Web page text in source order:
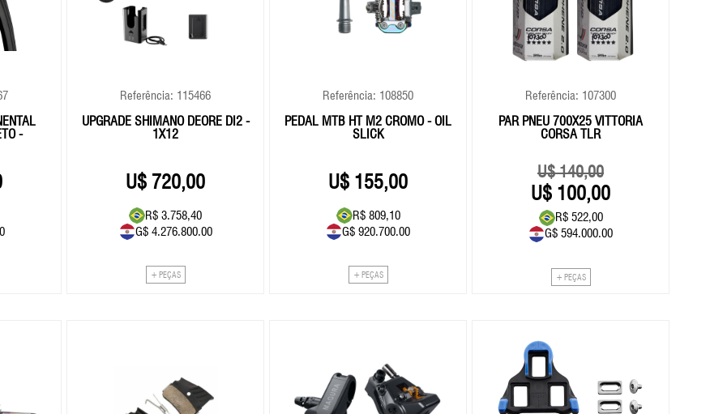
-
Referência: 115466
UPGRADE SHIMANO DEORE DI2 -
1X12
720,00
R$ 3.758,40
G$ 4.276.800.00
+ PEÇAS
Referência: 108850
PEDAL MTB HT M2 CROMO - OIL
SLICK
155,00
R$ 809,10
G$ 920.700.00
+ PEÇAS
Referência: 107300
PAR PNEU 700X25 VITTORIA
CORSA TLR
140,00
100,00
R$ 522,00
G$ 594.000.00
+ PEÇAS